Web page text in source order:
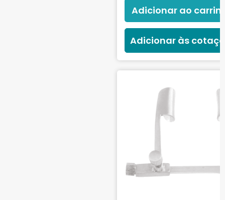
Adicionar ao
Adicionar às